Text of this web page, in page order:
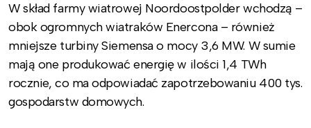
W skład farmy wiatrowej Noordoostpolder wchodzą –
obok ogromnych wiatraków Enercona – również
mniejsze turbiny Siemensa o mocy 3,6 MW. W sumie
mają one produkować energię w ilości 1,4 TWh
rocznie, co ma odpowiadać zapotrzebowaniu 400 tys.
gospodarstw domowych.